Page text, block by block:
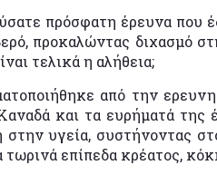
πρόσφατη έρευνα που
προκαλώντας διχασμό
τελικά η αλήθεια;
από την
και τα ευρήματά της
στην υγεία, συστήνοντας
επίπεδα κρέατος,